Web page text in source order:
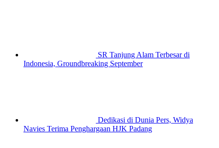
SR Tanjung Alam Terbesar di
Indonesia, Groundbreaking September
Dedikasi di Dunia Pers, Widya
Navies Terima Penghargaan HJK Padang